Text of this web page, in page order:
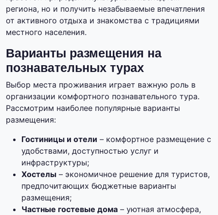
региона, но и получить незабываемые впечатления
от активного отдыха и знакомства с традициями
местного населения.
Варианты размещения на
познавательных турах
Выбор места проживания играет важную роль в
организации комфортного познавательного тура.
Рассмотрим наиболее популярные варианты
размещения:
Гостиницы и отели – комфортное размещение с
удобствами, доступностью услуг и
инфраструктуры;
Хостелы – экономичное решение для туристов,
предпочитающих бюджетные варианты
размещения;
Частные гостевые дома – уютная атмосфера,